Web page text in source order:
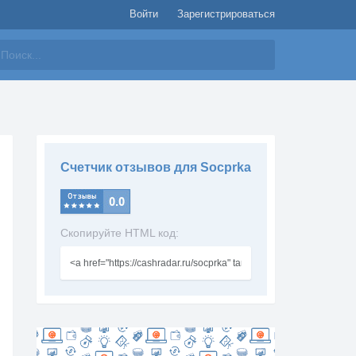
Войти Зарегистрироваться
Счетчик отзывов для Socprka
Скопируйте HTML код: